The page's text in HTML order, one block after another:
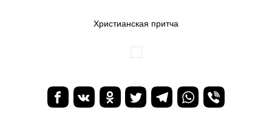
Христианская притча